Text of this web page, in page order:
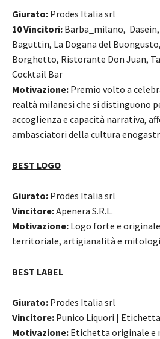
Giurato: Prodes Italia srl
10 Vincitori: Barba_milano,
Baguttin, La Dogana del
Borghetto, Ristorante Don Juan,
Cocktail Bar
Motivazione: Premio volto a
realtà milanesi che si distinguono
accoglienza e capacità narrativa,
ambasciatori della cultura
BEST LOGO
Giurato: Prodes Italia srl
Vincitore:Apenera S.R.L.
Motivazione: Logo forte e
territoriale, artigianalità e
BEST LABEL
Giurato: Prodes Italia srl
Vincitore: Punico Liquori | Etichetta
Motivazione: Etichetta originale e